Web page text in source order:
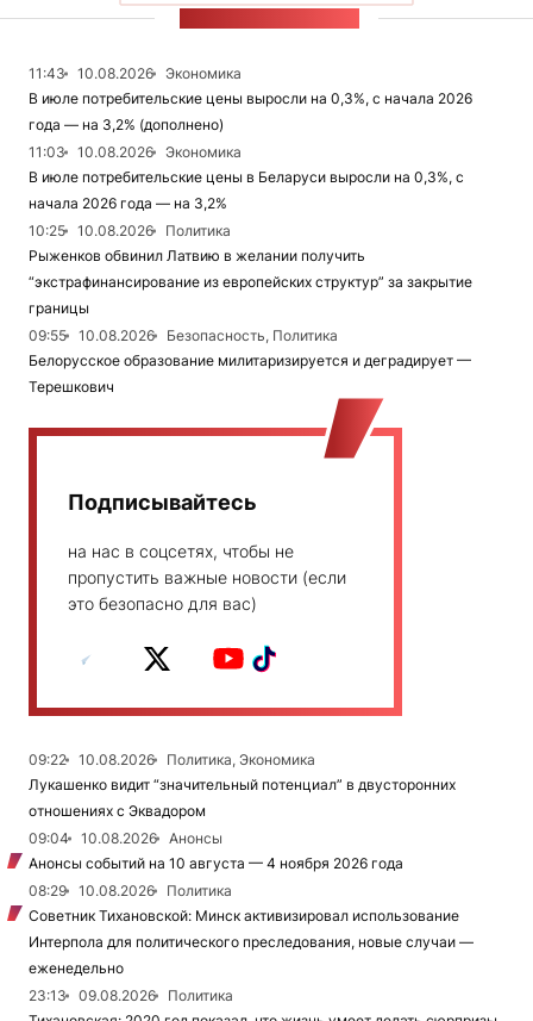
11:43 10.08.2026
Экономика
В июле потребительские цены выросли на 0,3%, с начала 2026
года — на 3,2% (дополнено)
11:03
10.08.2026
Экономика
В июле потребительские цены в Беларуси выросли на 0,3%, с
начала 2026 года — на 3,2%
10:25
10.08.2026
Политика
Рыженков обвинил Латвию в желании получить
“экстрафинансирование из европейских структур” за закрытие
границы
09:55
10.08.2026
Безопасность, Политика
Белорусское образование милитаризируется и деградирует —
Терешкович
Подписывайтесь
на нас в соцсетях, чтобы не
пропустить важные новости (если
это безопасно для вас)
09:22 10.08.2026
Политика, Экономика
Лукашенко видит “значительный потенциал” в двусторонних
отношениях с Эквадором
09:04
10.08.2026
Анонсы
Анонсы событий на 10 августа — 4 ноября 2026 года
08:29
10.08.2026
Политика
Советник Тихановской: Минск активизировал использование
Интерпола для политического преследования, новые случаи —
еженедельно
23:13
09.08.2026
Политика